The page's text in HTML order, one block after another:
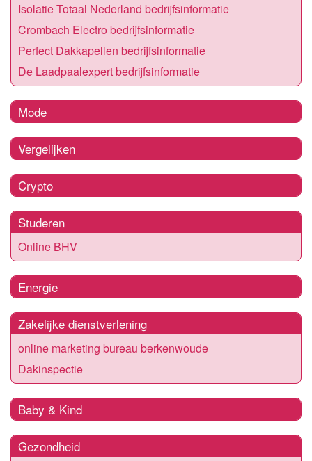
Isolatie Totaal Nederland bedrijfsinformatie
Crombach Electro bedrijfsinformatie
Perfect Dakkapellen bedrijfsinformatie
De Laadpaalexpert bedrijfsinformatie
Mode
Vergelijken
Crypto
Studeren
Online BHV
Energie
Zakelijke dienstverlening
online marketing bureau berkenwoude
Dakinspectie
Baby & Kind
Gezondheid